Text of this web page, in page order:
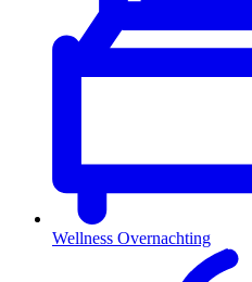
Wellness Overnachting